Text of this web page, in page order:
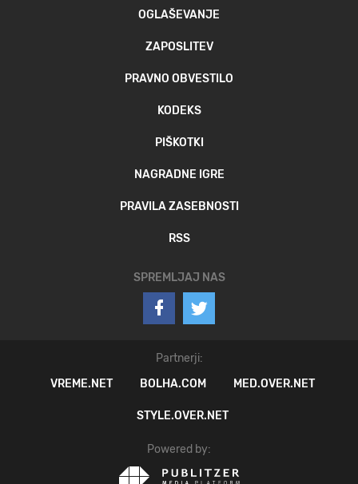
OGLAŠEVANJE
ZAPOSLITEV
PRAVNO OBVESTILO
KODEKS
PIŠKOTKI
NAGRADNE IGRE
PRAVILA ZASEBNOSTI
RSS
SPREMLJAJ NAS
Partnerji:
VREME.NET
BOLHA.COM MED.OVER.NET
STYLE.OVER.NET
Powered by: